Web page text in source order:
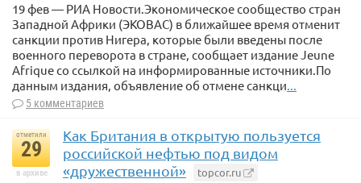
19 фев — РИА Новости.Экономическое сообщество стран
Западной Африки (ЭКОВАС) в ближайшее время отменит
санкции против Нигера, которые были введены после
военного переворота в стране, сообщает издание Jeune
Afrique со ссылкой на информированные источники.По
данным издания, объявление об отмене санкци...
5 комментариев
отметили
29
в архиве
Как Британия в открытую пользуется
российской нефтью под видом
«дружественной»
topcor.ru